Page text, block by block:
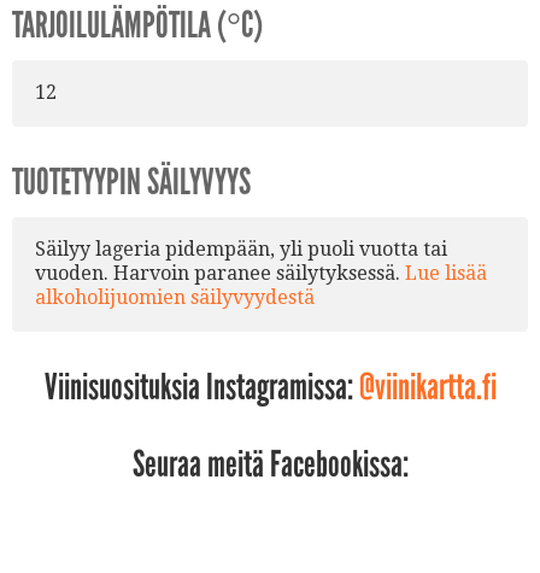
TARJOILULÄMPÖTILA (°C)
12
TUOTETYYPIN SÄILYVYYS
Säilyy lageria pidempään, yli puoli vuotta tai
vuoden. Harvoin paranee säilytyksessä. Lue lisää
alkoholijuomien säilyvyydestä
Viinisuosituksia Instagramissa:@viinikartta.fi
Seuraa meitä Facebookissa: